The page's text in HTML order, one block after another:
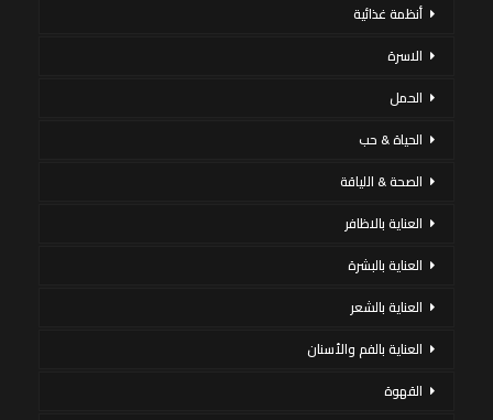
أنظمة غذائية
الاسرة
الحمل
الحياة & حب
الصحة & اللياقة
العناية بالاظافر
العناية بالبشرة
العناية بالشعر
العناية بالفم والأسنان
القهوة